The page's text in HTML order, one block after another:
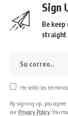
Sign
Be
straight
He leído los
By signing up, you
our Privacy Policy. You